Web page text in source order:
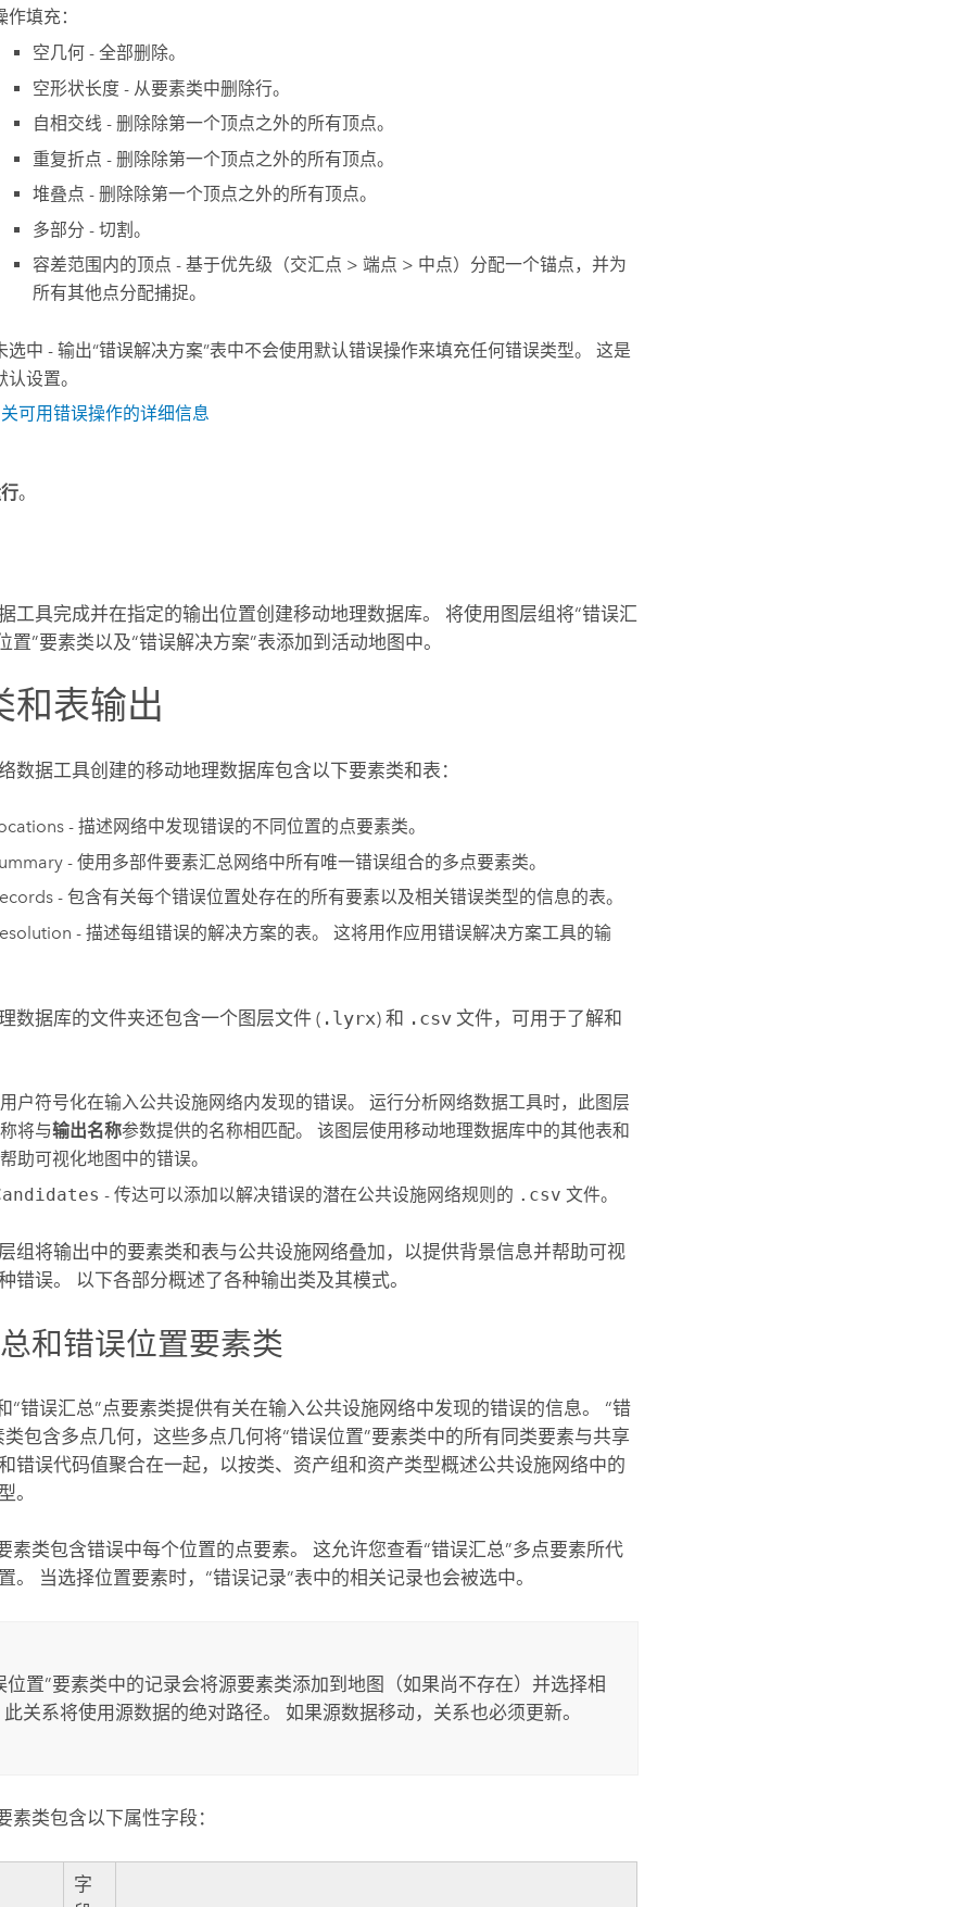
作填充：
空几何 - 全部删除。
空形状长度 - 从要素类中删除行。
自相交线 - 删除除第一个顶点之外的所有顶点。
重复折点 - 删除除第一个顶点之外的所有顶点。
堆叠点 - 删除除第一个顶点之外的所有顶点。
多部分 - 切割。
容差范围内的顶点 - 基于优先级（交汇点 > 端点 > 中点）分配一个锚点，并为
所有其他点分配捕捉。
选中 - 输出“错误解决方案”表中不会使用默认错误操作来填充任何错误类型。 这是
认设置。
可用错误操作的详细信息
。
工具完成并在指定的输出位置创建移动地理数据库。 将使用图层组将“错误汇
置”要素类以及“错误解决方案”表添加到活动地图中。
和表输出
数据工具创建的移动地理数据库包含以下要素类和表：
- 描述网络中发现错误的不同位置的点要素类。
- 使用多部件要素汇总网络中所有唯一错误组合的多点要素类。
- 包含有关每个错误位置处存在的所有要素以及相关错误类型的信息的表。
- 描述每组错误的解决方案的表。 这将用作应用错误解决方案工具的输
数据库的文件夹还包含一个图层文件 ( .lyrx) 和 .csv 文件，可用于了解和
户符号化在输入公共设施网络内发现的错误。 运行分析网络数据工具时，此图层
将与输出名称参数提供的名称相匹配。 该图层使用移动地理数据库中的其他表和
助可视化地图中的错误。
- 传达可以添加以解决错误的潜在公共设施网络规则的 .csv 文件。
组将输出中的要素类和表与公共设施网络叠加，以提供背景信息并帮助可视
错误。 以下各部分概述了各种输出类及其模式。
和错误位置要素类
“错误汇总”点要素类提供有关在输入公共设施网络中发现的错误的信息。 “错
类包含多点几何，这些多点几何将“错误位置”要素类中的所有同类要素与共享
错误代码值聚合在一起，以按类、资产组和资产类型概述公共设施网络中的
。
素类包含错误中每个位置的点要素。 这允许您查看“错误汇总”多点要素所代
。 当选择位置要素时，“错误记录”表中的相关记录也会被选中。
位置”要素类中的记录会将源要素类添加到地图（如果尚不存在）并选择相
关系将使用源数据的绝对路径。 如果源数据移动，关系也必须更新。
素类包含以下属性字段：
字